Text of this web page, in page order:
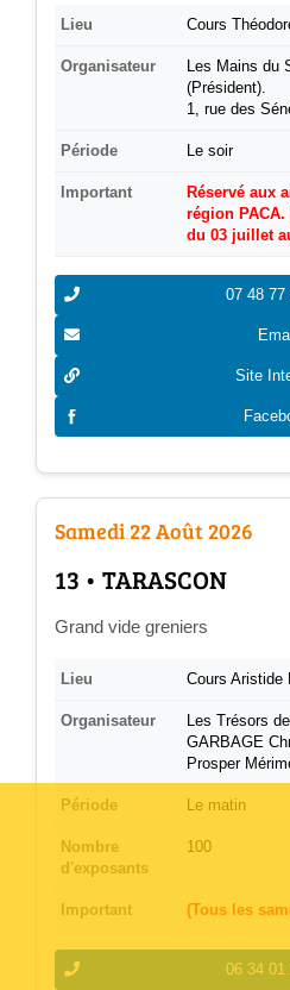
Lieu Cours
Organisateur
Les Mains du
(Président).
1, rue des
Période Le soir
Important
Réservé aux
région
du 03 juillet
07 48 77
Site
Samedi 22 Août 2026
­13 • TARASCON
Grand vide greniers
Lieu Cours Aristide
Organisateur
Les Trésors
GARBAGE
Prosper
Période Le matin
Nombre
d'exposants
100
Important (Tous les
06 34 01